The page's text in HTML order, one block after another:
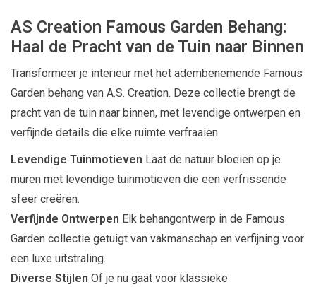
AS Creation Famous Garden Behang:
Haal de Pracht van de Tuin naar Binnen
Transformeer je interieur met het adembenemende Famous
Garden behang van A.S. Creation. Deze collectie brengt de
pracht van de tuin naar binnen, met levendige ontwerpen en
verfijnde details die elke ruimte verfraaien.
Levendige Tuinmotieven Laat de natuur bloeien op je
muren met levendige tuinmotieven die een verfrissende
sfeer creëren.
Verfijnde Ontwerpen Elk behangontwerp in de Famous
Garden collectie getuigt van vakmanschap en verfijning voor
een luxe uitstraling.
Diverse Stijlen Of je nu gaat voor klassieke